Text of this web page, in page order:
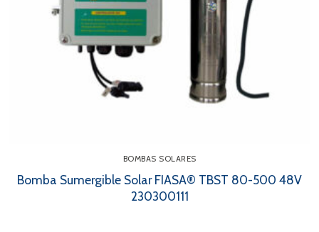
BOMBAS SOLARES
Bomba Sumergible Solar FIASA® TBST 80-500 48V
230300111